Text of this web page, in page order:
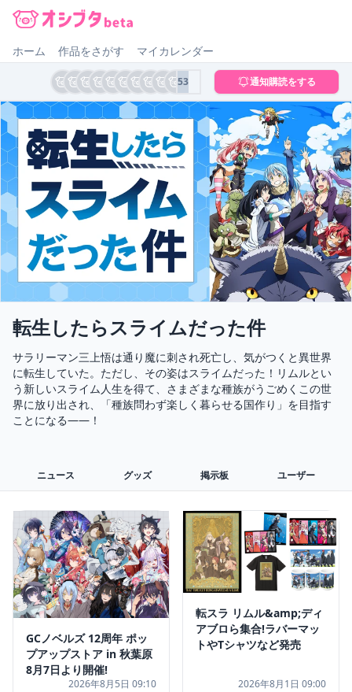
ホーム 作品をさがす マイカレンダー
53 通知購読をする
転生したらスライムだった件
サラリーマン三上悟は通り魔に刺され死亡し、気がつくと異世界
に転生していた。ただし、その姿はスライムだった！リムルとい
う新しいスライム人生を得て、さまざまな種族がうごめくこの世
界に放り出され、「種族問わず楽しく暮らせる国作り」を目指す
ことになる――！
ニュース グッズ 掲示板 ユーザー
GCノベルズ 12周年 ポッ
プアップストア in 秋葉原
8月7日より開催!
2026年8月5日 09:10
転スラ リムル&amp;ディ
アブロら集合!ラバーマッ
トやTシャツなど発売
2026年8月1日 09:00